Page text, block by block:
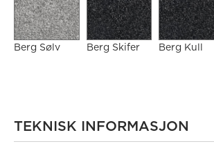
Berg Sølv Berg Skifer Berg Kull
TEKNISK INFORMASJON